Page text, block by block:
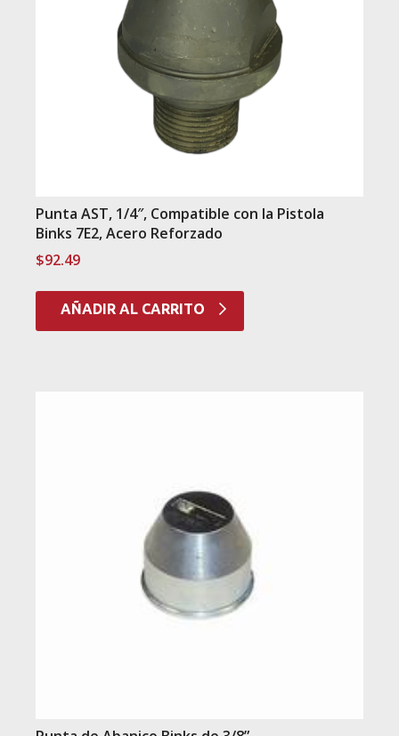
Punta AST, 1/4″, Compatible con la Pistola
Binks 7E2, Acero Reforzado
$92.49
AÑADIR AL CARRITO